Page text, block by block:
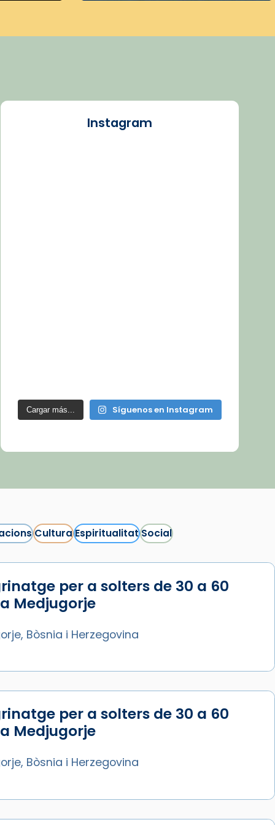
Instagram
Cargar más... Síguenos en Instagram
CulturaEspiritualitatSocial
per a solters de 30 a 60
Medjugorje
Bòsnia i Herzegovina
per a solters de 30 a 60
Medjugorje
Bòsnia i Herzegovina